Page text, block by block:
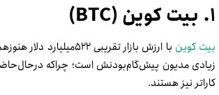
۱. بیت کوین (BTC)
بیت کوین
با ارزش بازار تقریبی
زیادی مدیون پیش‌گام‌­بودنش است؛ چراکه
کاراتر نیز هستند.